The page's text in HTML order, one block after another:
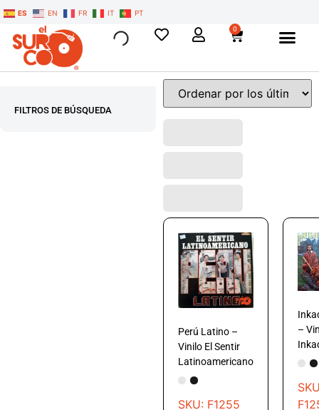
ES EN FR IT PT
0
FILTROS DE BÚSQUEDA
Perú Latino –
Vinilo El Sentir
Latinoamericano
SKU: F1255
–